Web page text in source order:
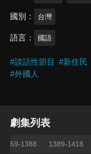
國別 台灣
語言 國語
#談話性節目 #新住民
#外國人
劇集列表
1359-1388 1389-1418